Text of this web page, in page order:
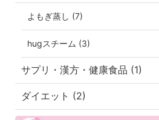
よもぎ蒸し (7)
hugスチーム (3)
サプリ・漢方・健康食品 (1)
ダイエット (2)